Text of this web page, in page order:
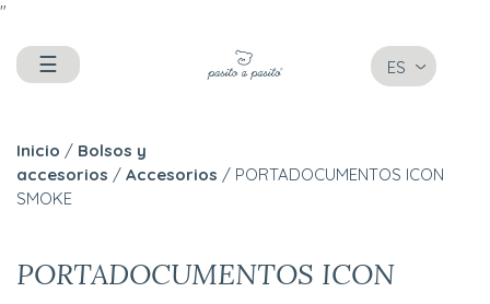
"
☰ ES
Inicio / Bolsos y
accesorios / Accesorios / PORTADOCUMENTOS ICON
SMOKE
PORTADOCUMENTOS ICON